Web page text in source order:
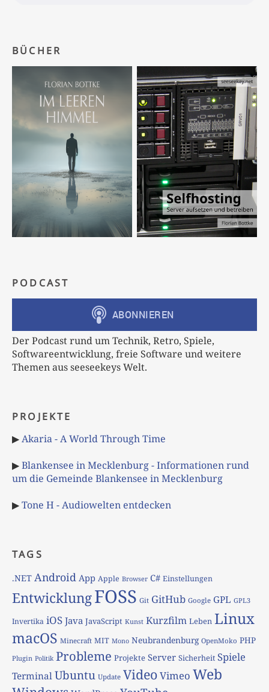
BÜCHER
PODCAST
Der Podcast rund um Technik, Retro, Spiele,
Softwareentwicklung, freie Software und weitere
Themen aus seeseekeys Welt.
PROJEKTE
▶Akaria - A World Through Time
▶Blankensee in Mecklenburg - Informationen rund
um die Gemeinde Blankensee in Mecklenburg
▶Tone H - Audiowelten entdecken
TAGS
.NET Android App Apple Browser C# Einstellungen
EntwicklungFOSS Git GitHub Google GPL GPL3
Invertika iOS Java JavaScript Kunst Kurzfilm Leben Linux
macOS Minecraft MIT Mono Neubrandenburg OpenMoko PHP
Plugin Politik Probleme Projekte Server Sicherheit Spiele
TerminalUbuntu Update VideoVimeo Web